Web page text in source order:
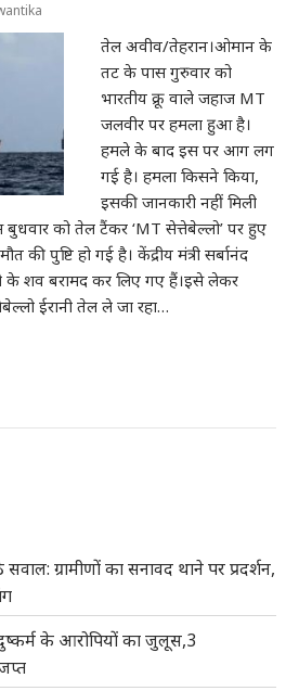
तेल अवीव/तेहरान।ओमान के
तट के पास गुरुवार को
भारतीय क्रू वाले जहाज MT
जलवीर पर हमला हुआ है।
हमले के बाद इस पर आग लग
गई है। हमला किसने किया,
इसकी जानकारी नहीं मिली
बुधवार को तेल टैंकर ‘MT सेत्तेबेल्लो’ पर हुए
की पुष्टि हो गई है। केंद्रीय मंत्री सर्बानंद
के शव बरामद कर लिए गए हैं।इसे लेकर
ईरानी तेल ले जा रहा…
ग्रामीणों का सनावद थाने पर प्रदर्शन,
के आरोपियों का जुलूस,3